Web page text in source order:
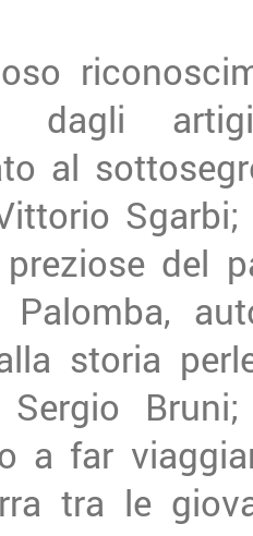
dagli
al
del
Palomba,
storia
Sergio
a far
tra le